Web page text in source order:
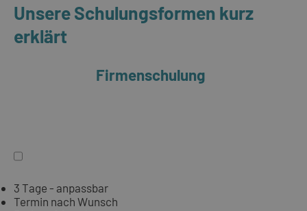
Unsere Schulungsformen kurz
erklärt
Firmenschulung
3 Tage - anpassbar
Termin nach Wunsch